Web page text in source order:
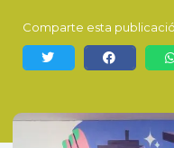
Comparte esta